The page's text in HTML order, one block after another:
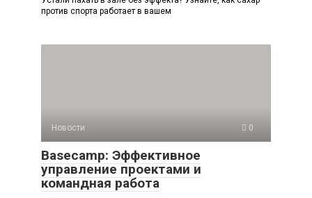
против спорта работает в вашем
Новости 0
Basecamp: Эффективное
управление проектами и
командная работа